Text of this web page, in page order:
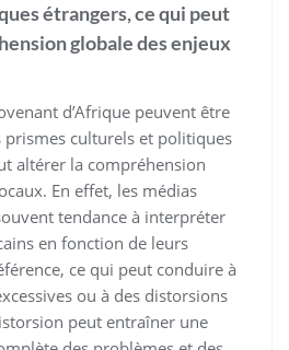
étrangers, ce qui peut
globale des enjeux
d’Afrique peuvent être
prismes culturels et politiques
altérer la compréhension
En effet, les médias
tendance à interpréter
en fonction de leurs
ce qui peut conduire à
ou à des distorsions
peut entraîner une